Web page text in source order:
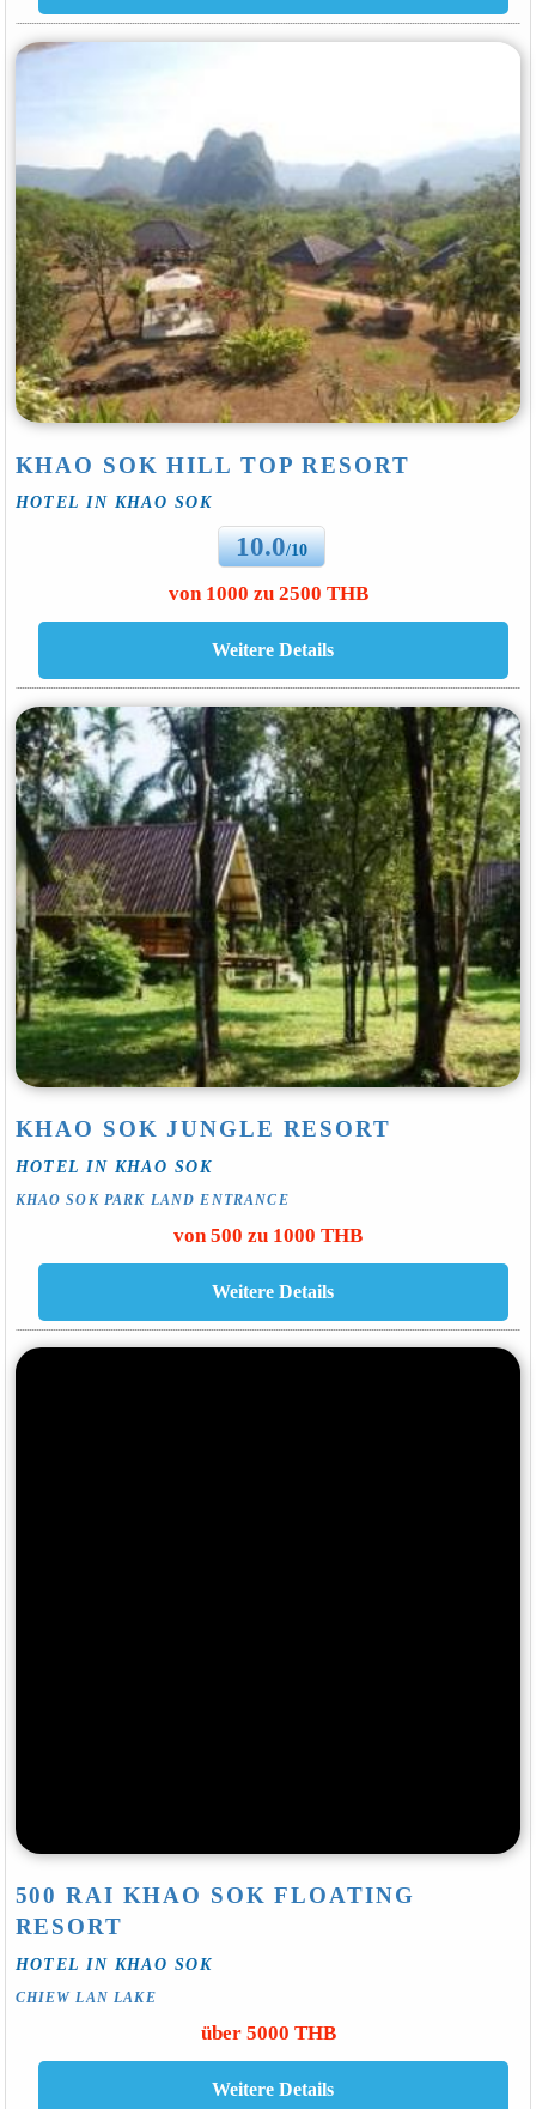
KHAO SOK HILL TOP RESORT
HOTEL IN KHAO SOK
10.0/10
von 1000 zu 2500 THB
KHAO SOK JUNGLE RESORT
HOTEL IN KHAO SOK
KHAO SOK PARK LAND ENTRANCE
von 500 zu 1000 THB
500 RAI KHAO SOK FLOATING
RESORT
HOTEL IN KHAO SOK
CHIEW LAN LAKE
über 5000 THB